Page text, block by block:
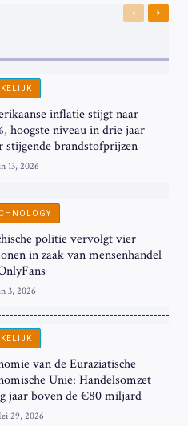
Previous
Next
inflatie stijgt naar
hoogste niveau in drie jaar
stijgende brandstofprijzen
13, 2026
politie vervolgt vier
in zaak van mensenhandel
3, 2026
van de Euraziatische
Unie: Handelsomzet
jaar boven de €80 miljard
29, 2026